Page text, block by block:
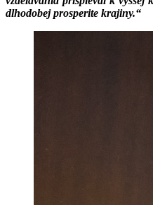
dlhodobej prosperite krajiny.“